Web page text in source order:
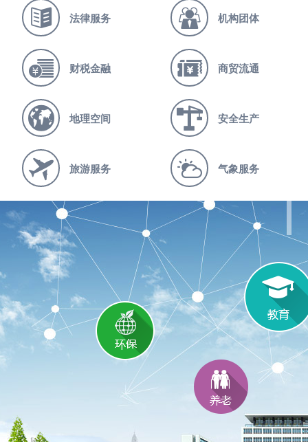
法律服务 机构团体
财税金融 商贸流通
地理空间 安全生产
旅游服务 气象服务